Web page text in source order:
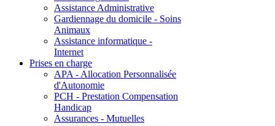
Assistance Administrative
Gardiennage du domicile - Soins
Animaux
Assistance informatique -
Internet
Prises en charge
APA - Allocation Personnalisée
d'Autonomie
PCH - Prestation Compensation
Handicap
Assurances - Mutuelles